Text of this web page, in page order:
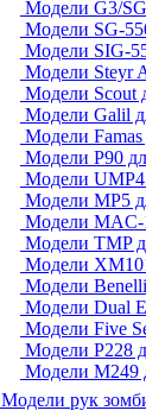
Модели G3/
Модели SG-
Модели SIG-
Модели Steyr
Модели Scout
Модели Galil
Модели Famas
Модели P90
Модели
Модели MP5
Модели MAC-
Модели TMP
Модели
Модели
Модели Dual
Модели Five
Модели P228
Модели M249
Модели рук